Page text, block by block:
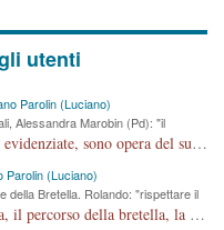
utenti
Parolin (Luciano)
Alessandra Marobin (Pd): "il
Consigliera Marobin, tutte le cose da Lei evidenziate, sono opera del suo ex Assessore e compagno di Partito Antonio Marco Dalla Pozza Assessore alla "progettazione" di piste ciclabili e altre porcherie. A lui manderei il conto da saldare per incidenti e danni alle persone. E' ora che "finiamola." Avete perso rassegnatevi. qui IL SINDACO RUCCO NON C'ENTRA PER NIENTE. CAPITO!!!!!!!! Amen.
Parolin (Luciano)
della Bretella. Rolando: "rispettare il
Caro fratuck, conosco molto bene la zona, il percorso della bretella, la situazione dei cittadini, abito in Viale Trento. A partire dal 2003 ho partecipato al Comitato di Maddalene pro bretella, e a riunioni propositive per apportare modifiche al progetto. Numerose mie foto del territorio sono arrivate a Roma, altri miei interventi (non graditi dalla Sx) sono stati pubblicati dal GdV, assieme ad altri come Ciro Asproso, ora favorevole alla bretella. Ho partecipato alla raccolta firme per la chiusura della strada x 5 giorni eseguita dal Sindaco Hullwech per sforamento 180 Micro/g. Pertanto come impegno per la tematica sono apposto con la coscienza. Ora il Progetto è partito, fine! Voglio dire che la nuova Giunta "comunale" non c'entra più. L'opera sarà "malauguratamente" eseguita, ma non con il mio placet. Il Consigliere Comunale dovrebbe capire che la campagna elettorale è finita, con buona pace di tutti. Quello che invece dovrebbe interessare è la proprietà della strada, dall'uscita autostradale Ovest, sino alla Rotatoria dell'Albara, vi sono tre possessori: Autostrade SpA; La Provincia, il Comune. Come la mettiamo per il futuro ? I costi, da 50 sono saliti a 100 milioni di € come dire 20 milioni a KM (!) da non credere. Comunque si farà. Ma nessuno canti Vittoria, anzi meglio non farne un ulteriore fatto "partitico" per questioni elettorali o di seggio. Se mi manda la sua mail, sono disponibile ad inviare i documenti e le foto sopra descritte. Con ossequi, Luciano Parolin